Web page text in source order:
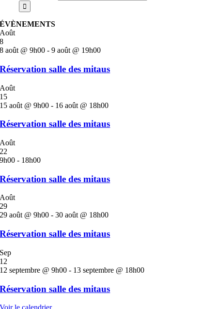
ÉVÈNEMENTS
Août
8
8 août @ 9h00 -9 août @ 19h00
Réservation salle des mitaus
Août
15
15 août @ 9h00 - 16 août @ 18h00
Réservation salle des mitaus
Août
22
9h00 - 18h00
Réservation salle des mitaus
Août
29
29 août @ 9h00 -30 août @ 18h00
Réservation salle des mitaus
Sep
12
12 septembre @ 9h00 - 13 septembre @ 18h00
Réservation salle des mitaus